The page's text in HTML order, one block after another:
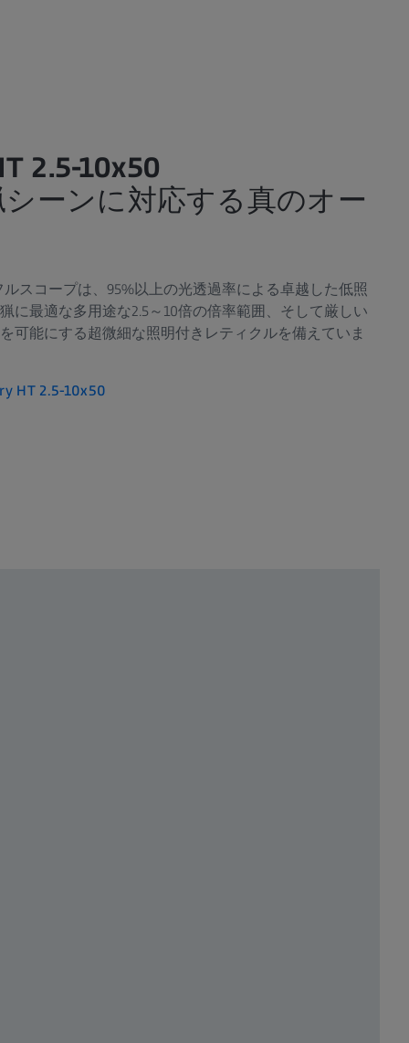
2.5-10x50
ーンに対応する真のオー
ルスコープは、95%以上の光透過率による卓越した低照
に最適な多用途な2.5～10倍の倍率範囲、そして厳しい
可能にする超微細な照明付きレティクルを備えていま
HT 2.5-10x50